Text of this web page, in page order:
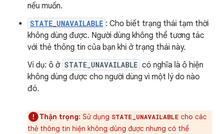
nếu muốn.
STATE_UNAVAILABLE : Cho biết trạng thái tạm thời
không dùng được. Người dùng không thể tương tác
với thẻ thông tin của bạn khi ở trạng thái này.
Ví dụ: ô ở STATE_UNAVAILABLE có nghĩa là ô hiện
không dùng được cho người dùng vì một lý do nào
đó.
Thận trọng: Sử dụng STATE_UNAVAILABLE cho các
thẻ thông tin hiện không dùng được nhưng có thể